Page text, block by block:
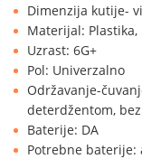
Dimenzija kutije-
Materijal: Plastika,
Uzrast: 6G+
Pol: Univerzalno
Održavanje-
deterdžentom,
Baterije: DA
Potrebne baterije: